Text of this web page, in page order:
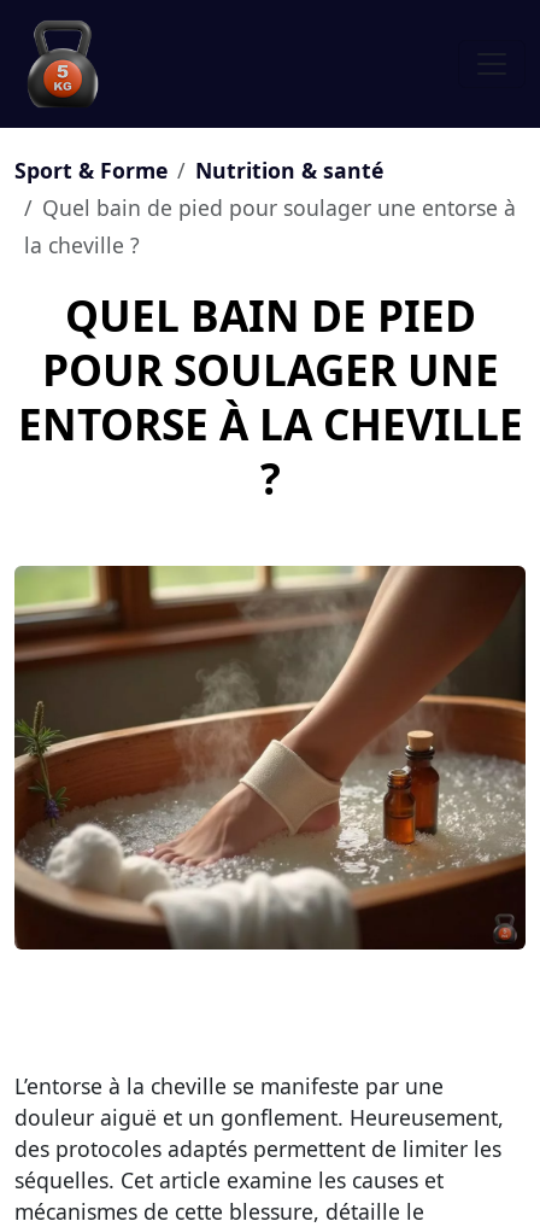
Sport & Forme
Nutrition & santé
Quel bain de pied pour soulager une entorse à
la cheville ?
QUEL BAIN DE PIED
POUR SOULAGER UNE
ENTORSE À LA CHEVILLE
?
L’entorse à la cheville se manifeste par une
douleur aiguë et un gonflement. Heureusement,
des protocoles adaptés permettent de limiter les
séquelles. Cet article examine les causes et
mécanismes de cette blessure, détaille le